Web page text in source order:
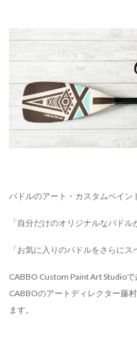
パドルのアート・カスタムペイン
「自分だけのオリジナルなパドル
「お気に入りのパドルをさらにス
CABBO Custom Paint Art Studio
CABBOのアートディレクター藤
ます。